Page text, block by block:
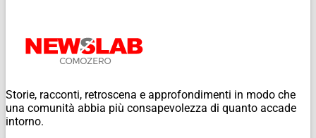
Storie, racconti, retroscena e approfondimenti in modo che
una comunità abbia più consapevolezza di quanto accade
intorno.